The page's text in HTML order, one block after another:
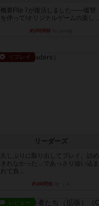
概要Flip 7が復活しました――復讐
を伴って!オリジナルゲームの楽し...
約2時間前
リプレイ
リーダーズ
久しぶりに取り出してプレイ。詰め
きれなかった…であっさり追い込ま
れて負...
約4時間前
レビュー